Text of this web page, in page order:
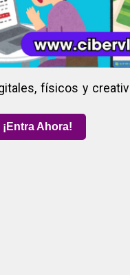
físicos y
¡Entra Ahora!